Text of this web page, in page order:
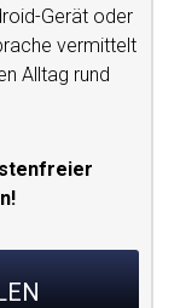
Gerät oder
vermittelt
Alltag rund